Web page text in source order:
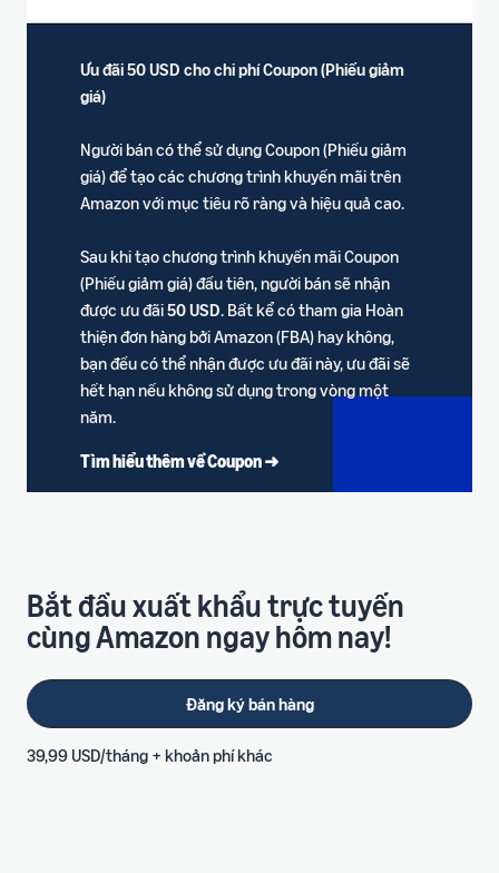
Ưu đãi 50 USD cho chi phí Coupon (Phiếu giảm
giá)
Người bán có thể sử dụng Coupon (Phiếu giảm
giá) để tạo các chương trình khuyến mãi trên
Amazon với mục tiêu rõ ràng và hiệu quả cao.
Sau khi tạo chương trình khuyến mãi Coupon
(Phiếu giảm giá) đầu tiên, người bán sẽ nhận
được ưu đãi50 USD. Bất kể có tham gia Hoàn
thiện đơn hàng bởi Amazon (FBA) hay không,
bạn đều có thể nhận được ưu đãi này, ưu đãi sẽ
hết hạn nếu không sử dụng trong vòng một
năm.
Tìm hiểu thêm về Coupon ➜
Bắt đầu xuất khẩu trực tuyến
cùng Amazon ngay hôm nay!
Đăng ký bán hàng
39,99 USD/tháng + khoản phí khác